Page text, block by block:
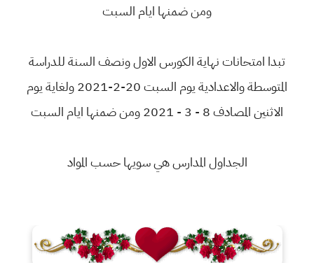
ومن ضمنها ايام السبت
تبدا امتحانات نهاية الكورس الاول ونصف السنة للدراسة
المتوسطة والاعدادية يوم السبت 20-2-2021 ولغاية يوم
الاثنين المصادف 8 - 3 - 2021 ومن ضمنها ايام السبت
الجداول المدارس هي سويها حسب المواد